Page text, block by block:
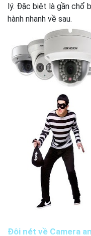
lý. Đặc biệt là gần chổ
hành nhanh về sau.
Đôi nét về Camera